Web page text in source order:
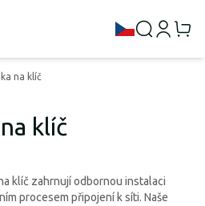
na klíč
klíč
klíč zahrnují odbornou instalaci
procesem připojení k síti. Naše